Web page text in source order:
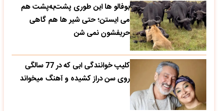
بوفالو ها این‌ طوری پشت‌به‌پشت هم
می‌ ایستن؛ حتی شیر ها هم گاهی
حریفشون نمی‌ شن
کلیپ خوانندگی ابی که در 77 سالگی
روی سن دراز کشیده و آهنگ میخواند